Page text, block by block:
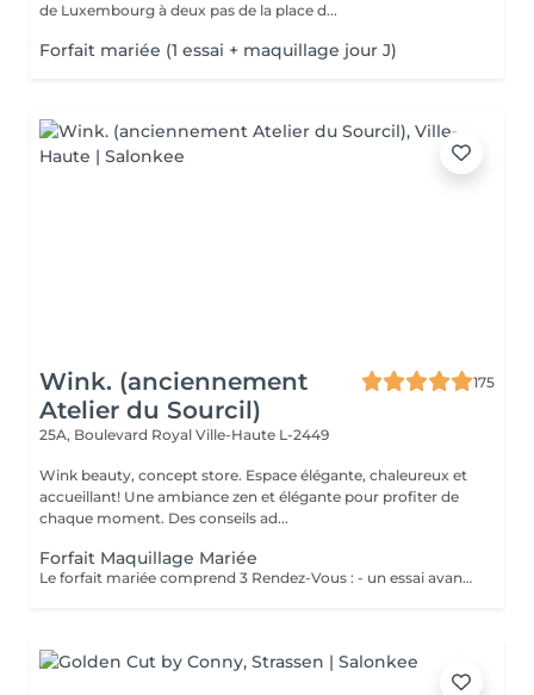
de Luxembourg à deux pas de la place d...
Forfait mariée (1 essai + maquillage jour J)
Wink. (anciennement
Atelier du Sourcil)
175
25A, Boulevard Royal Ville-Haute L-2449
Wink beauty, concept store. Espace élégante, chaleureux et
accueillant! Une ambiance zen et élégante pour profiter de
chaque moment. Des conseils ad...
Forfait Maquillage Mariée
Le forfait mariée comprend 3 Rendez-Vous : - un essai avant la prestation du jour J ( Afin de déterminer vos besoins, vos envies, la thématique de cette journée ) - une épilation des sourcils ( Pour ouvrir, & sublimer le regard ) - Maquillage Jour J ( Réalisation du maquillage décidé lors du rendez-vous test )